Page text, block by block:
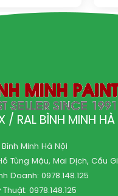
/ RAL BÌNH MINH HÀ
Bình Minh Hà Nội
Tùng Mậu, Mai Dịch, Cầu
Doanh:0978.148.125
Thuật:0978.148.125